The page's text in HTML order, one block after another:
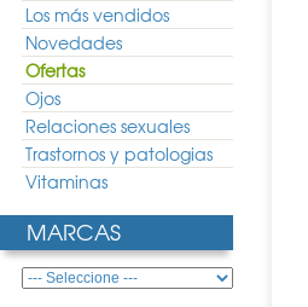
Los más vendidos
Novedades
Ofertas
Ojos
Relaciones sexuales
Trastornos y patologias
Vitaminas
MARCAS
Cuidado
Labios 15ml
41.95 €